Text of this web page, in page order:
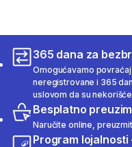
365 dana za
Omogućavamo
neregistrovane i 365
uslovom da su
Besplatno
Naručite online,
Program lojalnosti